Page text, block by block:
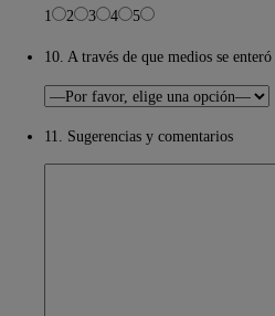
1 2 3 4 5
10. A través de que medios se
11. Sugerencias y comentarios